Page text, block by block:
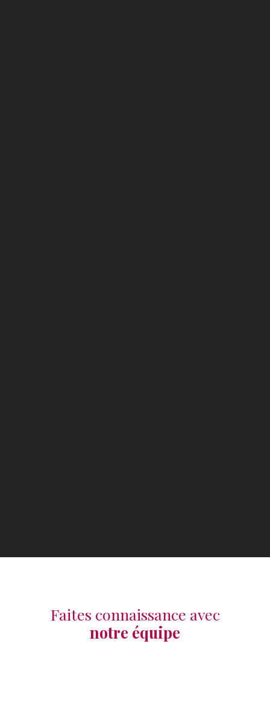
Faites connaissance avec
notre équipe